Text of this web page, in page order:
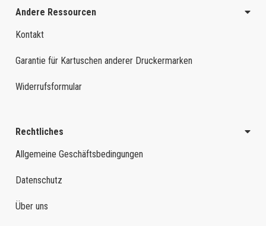
Andere Ressourcen
Kontakt
Garantie für Kartuschen anderer Druckermarken
Widerrufsformular
Rechtliches
Allgemeine Geschäftsbedingungen
Datenschutz
Über uns